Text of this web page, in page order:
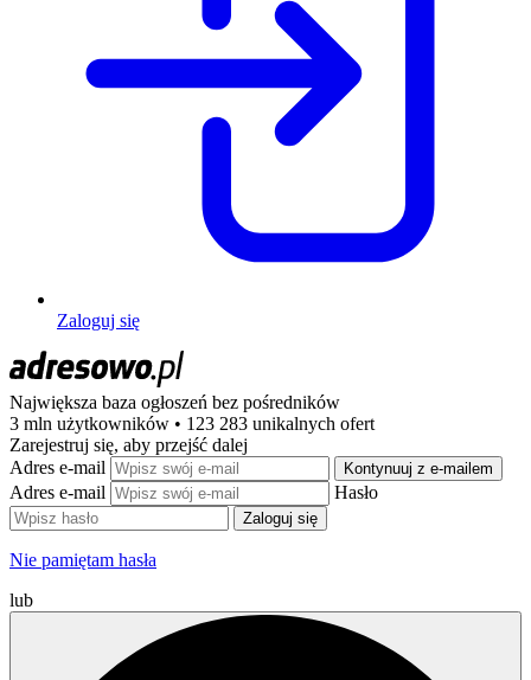
Zaloguj się
Największa baza ogłoszeń bez pośredników
3 mln użytkowników • 123 283 unikalnych ofert
Zarejestruj się, aby przejść dalej
Adres e-mail
Kontynuuj z e-mailem
Adres e-mail Hasło
Zaloguj się
Nie pamiętam hasła
lub